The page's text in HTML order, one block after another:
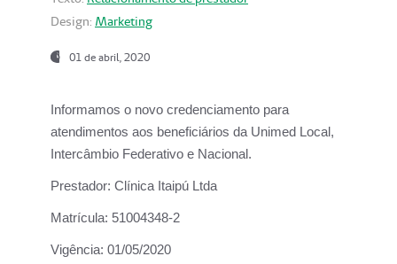
Design: Marketing
01 de abril, 2020
Informamos o novo credenciamento para
atendimentos aos beneficiários da Unimed Local,
Intercâmbio Federativo e Nacional.
Prestador: Clínica Itaipú Ltda
Matrícula: 51004348-2
Vigência: 01/05/2020